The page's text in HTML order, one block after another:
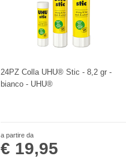
24PZ Colla UHU® Stic - 8,2 gr -
bianco - UHU®
a partire da
€ 19,95